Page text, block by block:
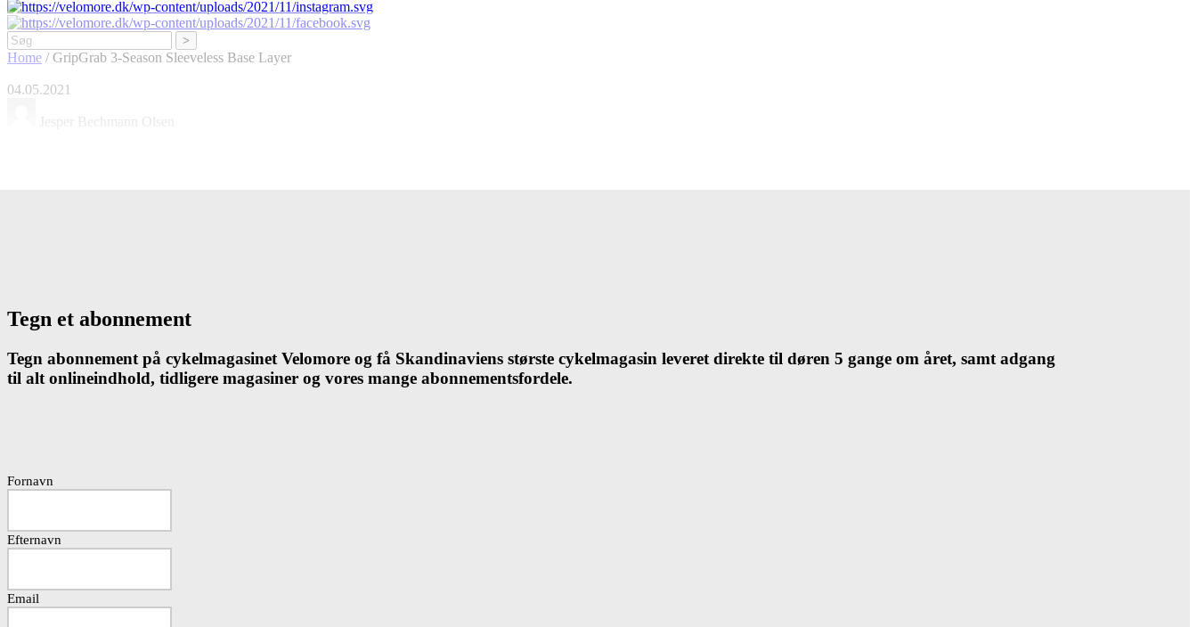
Søg
Home /GripGrab 3-Season Sleeveless Base Layer
04.05.2021
Jesper Bechmann Olsen
Tegn et abonnement
Tegn abonnement på cykelmagasinet Velomore og få Skandinaviens største cykelmagasin leveret direkte til døren 5 gange om året, samt adgang
til alt onlineindhold, tidligere magasiner og vores mange abonnementsfordele.
Fornavn
Efternavn
Email